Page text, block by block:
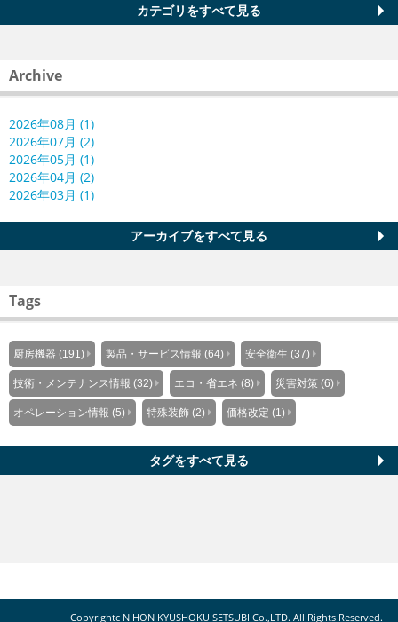
カテゴリをすべて見る
Archive
2026年08月 (1)
2026年07月 (2)
2026年05月 (1)
2026年04月 (2)
2026年03月 (1)
アーカイブをすべて見る
Tags
厨房機器 (191) 製品・サービス情報 (64) 安全衛生 (37)
技術・メンテナンス情報 (32) エコ・省エネ (8) 災害対策 (6)
オペレーション情報 (5) 特殊装飾 (2) 価格改定 (1)
タグをすべて見る
Copyrightc NIHON KYUSHOKU SETSUBI Co.,LTD. All Rights Reserved.